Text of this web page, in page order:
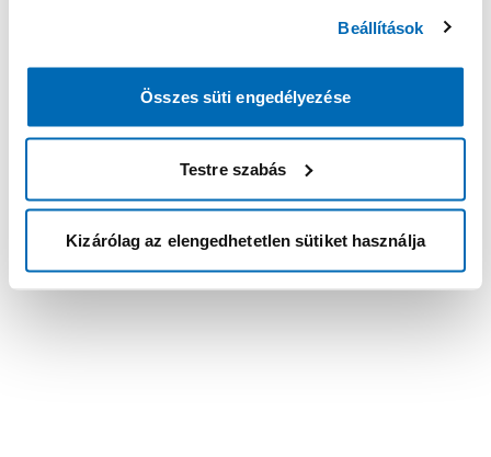
Beállítások
Összes süti engedélyezése
Testre szabás
Kizárólag az elengedhetetlen sütiket használja